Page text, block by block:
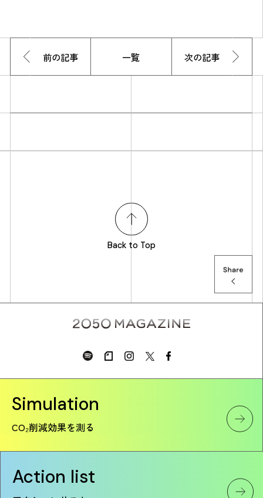
前の記事 一覧 次の記事
Back to Top
Simulation
CO₂削減効果を測る
Action list